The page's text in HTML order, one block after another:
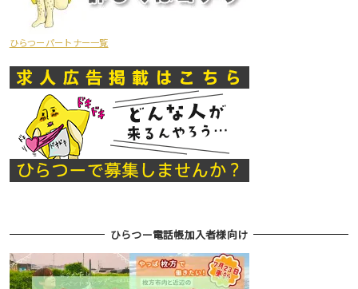
ひらつーパートナー一覧
ひらつー電話帳加入者様向け